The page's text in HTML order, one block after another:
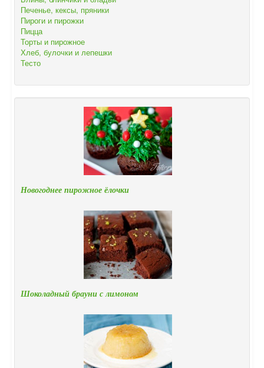
Печенье, кексы, пряники
Пироги и пирожки
Пицца
Торты и пирожное
Хлеб, булочки и лепешки
Тесто
Новогоднее пирожное ёлочки
Шоколадный брауни с лимоном